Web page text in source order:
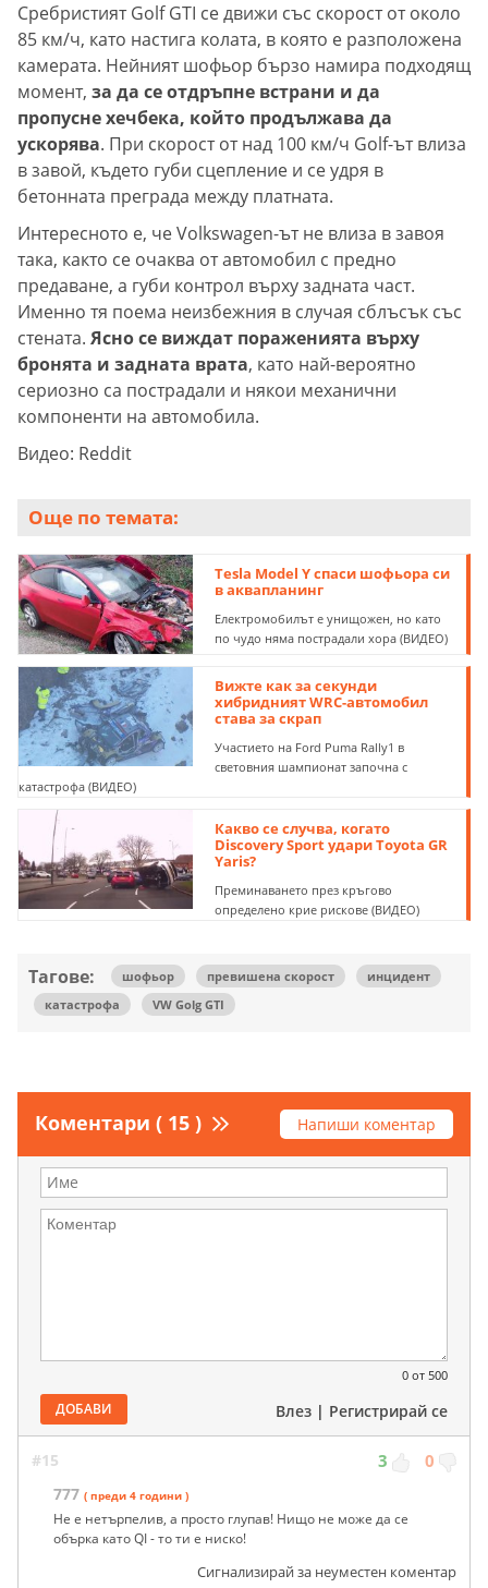
Сребристият Golf GTI се движи със скорост от около
85 км/ч, като настига колата, в която е разположена
камерата. Нейният шофьор бързо намира подходящ
момент, за да се отдръпне встрани и да
пропусне хечбека, който продължава да
ускорява. При скорост от над 100 км/ч Golf-ът влиза
в завой, където губи сцепление и се удря в
бетонната преграда между платната.
Интересното е, че Volkswagen-ът не влиза в завоя
така, както се очаква от автомобил с предно
предаване, а губи контрол върху задната част.
Именно тя поема неизбежния в случая сблъсък със
стената. Ясно се виждат пораженията върху
бронята и задната врата, като най-вероятно
сериозно са пострадали и някои механични
компоненти на автомобила.
Видео: Reddit
Още по темата:
Tesla Model Y спаси шофьора си
в аквапланинг
Електромобилът е унищожен, но като
по чудо няма пострадали хора (ВИДЕО)
Вижте как за секунди
хибридният WRC-автомобил
става за скрап
Участието на Ford Puma Rally1 в
световния шампионат започна с
катастрофа (ВИДЕО)
Какво се случва, когато
Discovery Sport удари Toyota GR
Yaris?
Преминаването през кръгово
определено крие рискове (ВИДЕО)
Тагове: шофьор превишена скорост
инцидент
катастрофа
VW Golg GTI
Коментари ( 15 ) Напиши коментар
0 от 500
ДОБАВИ Влез | Регистрирай се
#15 3 0
777 ( преди 4 години )
Не е нетърпелив, а просто глупав! Нищо не може да се
обърка като QI - то ти е ниско!
Сигнализирай за неуместен коментар